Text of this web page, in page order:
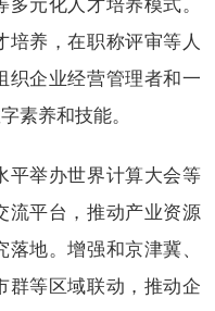
养，在职称评审等人
织企业经营管理者和一
素养和技能。
平举办世界计算大会等
流平台，推动产业资源
地。增强和京津冀、
群等区域联动，推动企